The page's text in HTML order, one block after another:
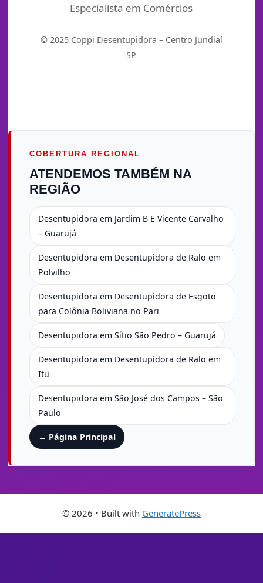
Especialista em Comércios
© 2025 Coppi Desentupidora – Centro Jundiaí
SP
COBERTURA REGIONAL
ATENDEMOS TAMBÉM NA
REGIÃO
Desentupidora em Jardim B E Vicente Carvalho
– Guarujá
Desentupidora em Desentupidora de Ralo em
Polvilho
Desentupidora em Desentupidora de Esgoto
para Colônia Boliviana no Pari
Desentupidora em Sítio São Pedro – Guarujá
Desentupidora em Desentupidora de Ralo em
Itu
Desentupidora em São José dos Campos – São
Paulo
← Página Principal
© 2026 • Built with GeneratePress